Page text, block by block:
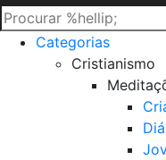
Categorias
Cristianismo